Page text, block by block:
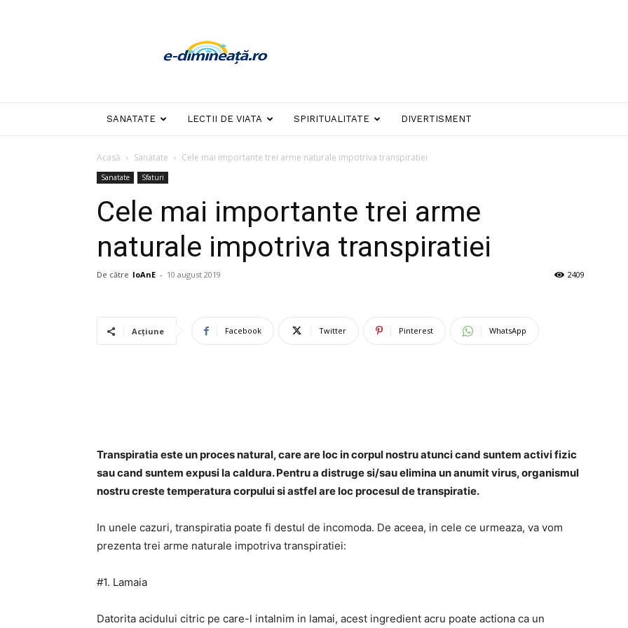
dimineata
SANATATE LECTII DE VIATA SPIRITUALITATE DIVERTISMENT
Acasă Sanatate Cele mai importante trei arme naturale impotriva transpiratiei
Sanatate Sfaturi
Cele mai importante trei arme
naturale impotriva transpiratiei
De către IoAnE - 10 august 2019 2409
Acțiune Facebook Twitter Pinterest WhatsApp
Transpiratia este un proces natural, care are loc in corpul nostru atunci cand suntem activi fizic
sau cand suntem expusi la caldura. Pentru a distruge si/sau elimina un anumit virus, organismul
nostru creste temperatura corpului si astfel are loc procesul de transpiratie.
In unele cazuri, transpiratia poate fi destul de incomoda. De aceea, in cele ce urmeaza, va vom
prezenta trei arme naturale impotriva transpiratiei:
#1. Lamaia
Datorita acidului citric pe care-l intalnim in lamai, acest ingredient acru poate actiona ca un